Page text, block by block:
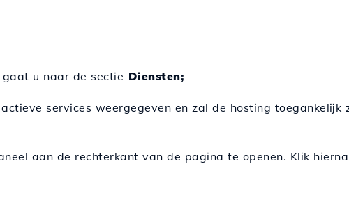
u naar de sectie Diensten;
services weergegeven en zal de hosting toegankelijk
aan de rechterkant van de pagina te openen. Klik